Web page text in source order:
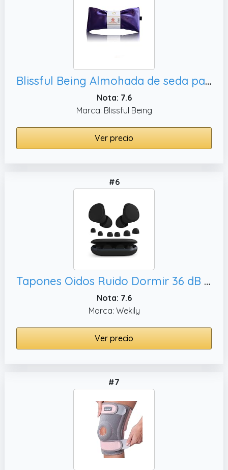
Blissful Being Almohada de seda para ojos, perfecta para meditación y relajación (amatista)
Nota: 7.6
Marca: Blissful Being
Ver precio
#6
Tapones Oidos Ruido Dormir 36 dB Tapones Oidos Cancelacion De Ruido, Ronquidos
Nota: 7.6
Marca: Wekily
Ver precio
#7